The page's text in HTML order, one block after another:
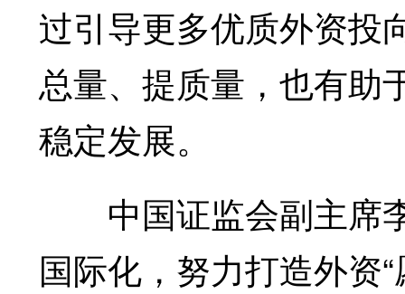
过引导更多优质外资投
总量、提质量，也有助
稳定发展。
中国证监会副主席
国际化，努力打造外资